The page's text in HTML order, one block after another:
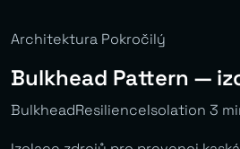
Architektura Pokročilý
Bulkhead Pattern —
BulkheadResilienceIsolation 3